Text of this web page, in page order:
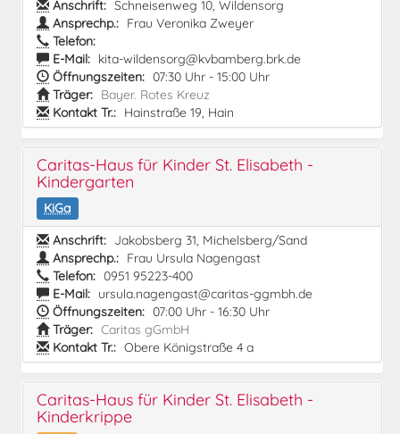
Anschrift: Schneisenweg 10, Wildensorg
Ansprechp.: Frau Veronika Zweyer
Telefon:
E-Mail: kita-wildensorg@kvbamberg.brk.de
Öffnungszeiten: 07:30 Uhr - 15:00 Uhr
Träger: Bayer. Rotes Kreuz
Kontakt Tr.: Hainstraße 19, Hain
Caritas-Haus für Kinder St. Elisabeth -
Kindergarten
KiGa
Anschrift: Jakobsberg 31, Michelsberg/Sand
Ansprechp.: Frau Ursula Nagengast
Telefon: 0951 95223-400
E-Mail: ursula.nagengast@caritas-ggmbh.de
Öffnungszeiten: 07:00 Uhr - 16:30 Uhr
Träger: Caritas gGmbH
Kontakt Tr.: Obere Königstraße 4 a
Caritas-Haus für Kinder St. Elisabeth -
Kinderkrippe